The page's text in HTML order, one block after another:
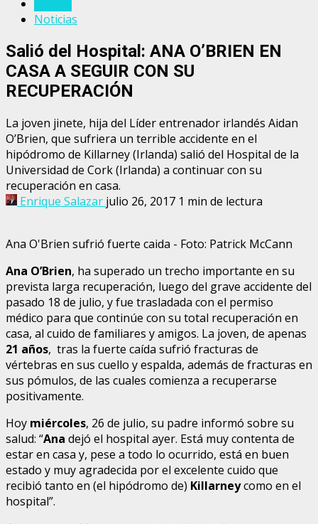
Noticias
Salió del Hospital: ANA O’BRIEN EN
CASA A SEGUIR CON SU
RECUPERACIÓN
La joven jinete, hija del Líder entrenador irlandés Aidan
O’Brien, que sufriera un terrible accidente en el
hipódromo de Killarney (Irlanda) salió del Hospital de la
Universidad de Cork (Irlanda) a continuar con su
recuperación en casa.
Enrique Salazar julio 26, 2017 1 min de lectura
Ana O'Brien sufrió fuerte caida - Foto: Patrick McCann
Ana O’Brien, ha superado un trecho importante en su
prevista larga recuperación, luego del grave accidente del
pasado 18 de julio, y fue trasladada con el permiso
médico para que continúe con su total recuperación en
casa, al cuido de familiares y amigos. La joven, de apenas
21 años, tras la fuerte caída sufrió fracturas de
vértebras en sus cuello y espalda, además de fracturas en
sus pómulos, de las cuales comienza a recuperarse
positivamente.
Hoy miércoles, 26 de julio, su padre informó sobre su
salud: “Ana dejó el hospital ayer. Está muy contenta de
estar en casa y, pese a todo lo ocurrido, está en buen
estado y muy agradecida por el excelente cuido que
recibió tanto en (el hipódromo de) Killarneycomo en el
hospital”.